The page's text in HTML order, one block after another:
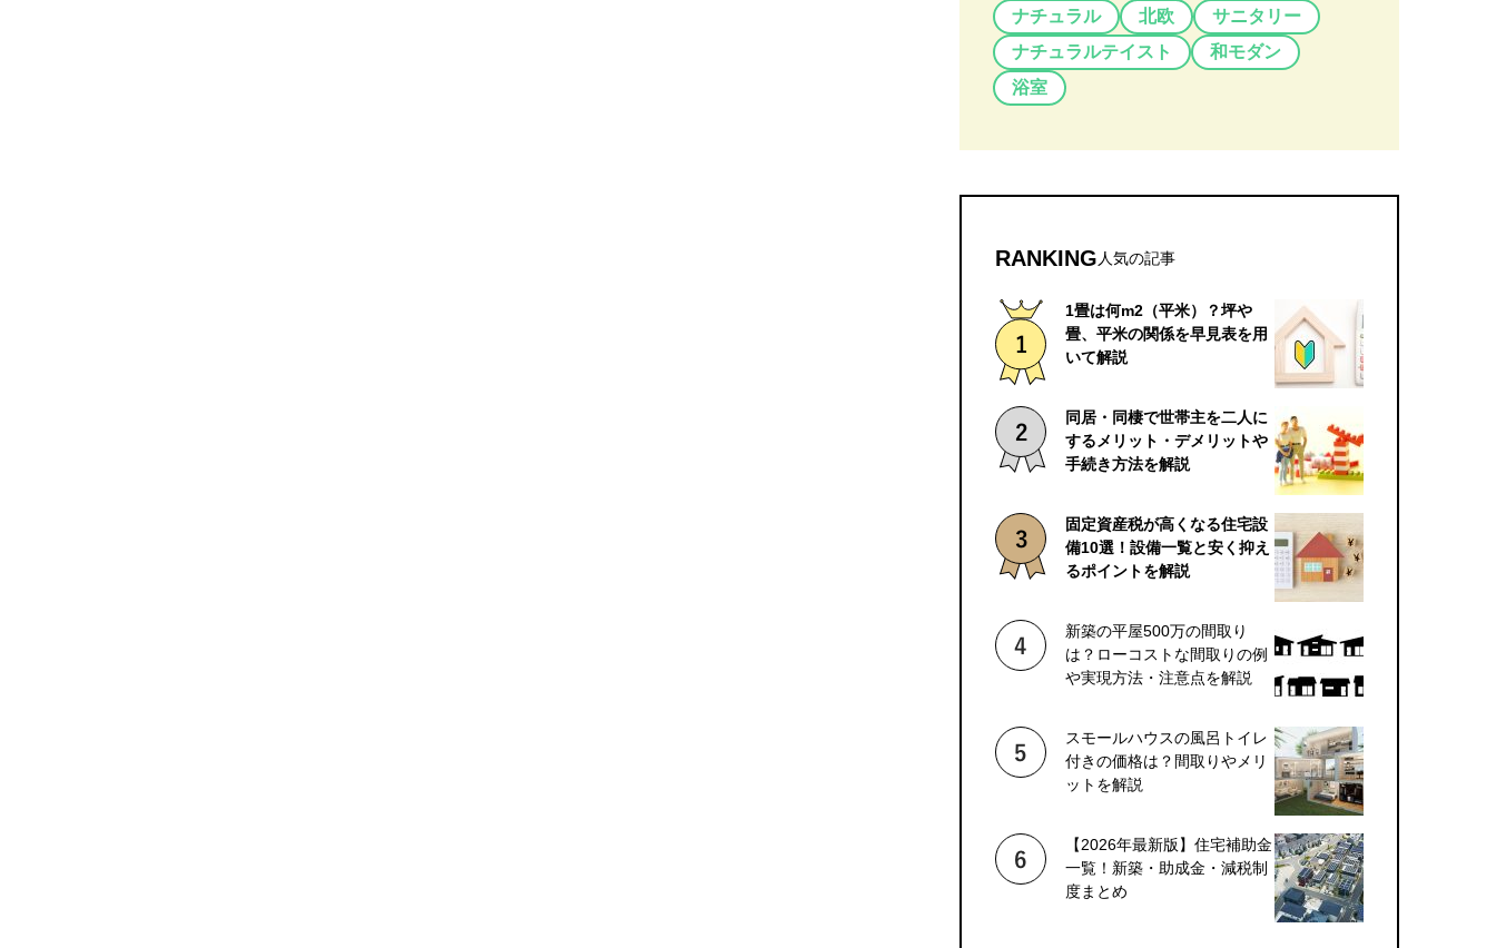
ナチュラル
北欧
サニタリー
ナチュラルテイスト
和モダン
浴室
RANKING 人気の記事
1畳は何m2（平米）？坪や
畳、平米の関係を早見表を用
いて解説
同居・同棲で世帯主を二人に
するメリット・デメリットや
手続き方法を解説
固定資産税が高くなる住宅設
備10選！設備一覧と安く抑え
るポイントを解説
新築の平屋500万の間取り
は？ローコストな間取りの例
や実現方法・注意点を解説
スモールハウスの風呂トイレ
付きの価格は？間取りやメリ
ットを解説
【2026年最新版】住宅補助金
一覧！新築・助成金・減税制
度まとめ